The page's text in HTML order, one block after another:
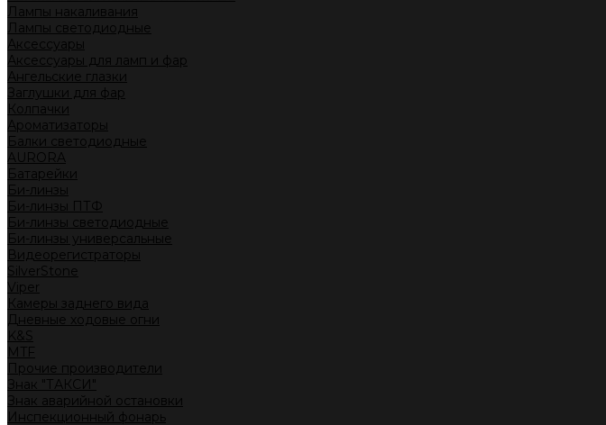
Лампы накаливания
Лампы светодиодные
Аксессуары
Аксессуары для ламп и фар
Ангельские глазки
Заглушки для фар
Колпачки
Ароматизаторы
Балки светодиодные
AURORA
Батарейки
Би-линзы
Би-линзы ПТФ
Би-линзы светодиодные
Би-линзы универсальные
Видеорегистраторы
SilverStone
Viper
Камеры заднего вида
Дневные ходовые огни
K&S
MTF
Прочие производители
Знак "ТАКСИ"
Знак аварийной остановки
Инспекционный фонарь